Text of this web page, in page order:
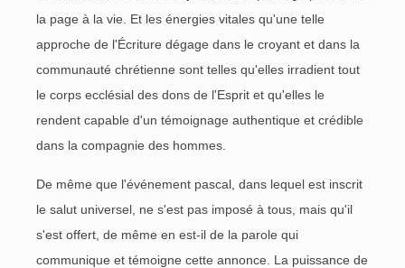
la page à la vie. Et les énergies vitales qu'une telle
approche de l'Écriture dégage dans le croyant et dans la
communauté chrétienne sont telles qu'elles irradient tout
le corps ecclésial des dons de l'Esprit et qu'elles le
rendent capable d'un témoignage authentique et crédible
dans la compagnie des hommes.
De même que l'événement pascal, dans lequel est inscrit
le salut universel, ne s'est pas imposé à tous, mais qu'il
s'est offert, de même en est-il de la parole qui
communique et témoigne cette annonce. La puissance de